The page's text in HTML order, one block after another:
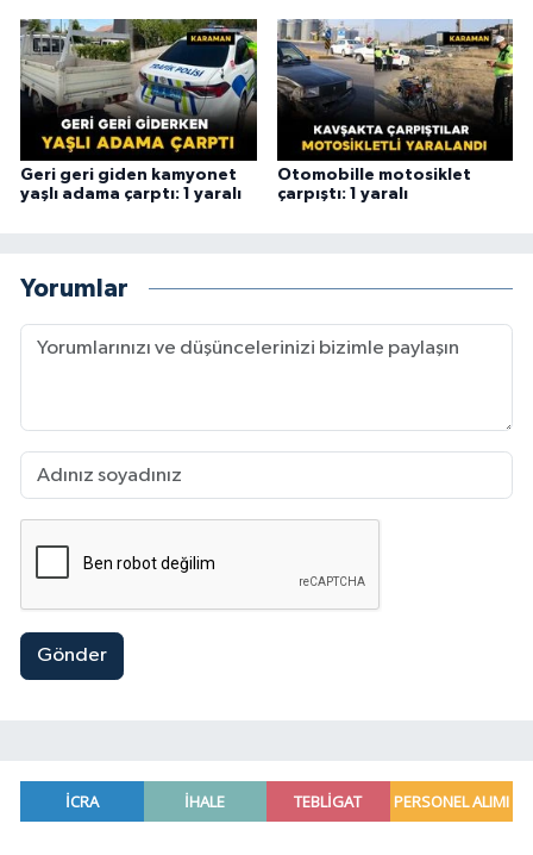
Geri geri giden kamyonet
yaşlı adama çarptı: 1 yaralı
Otomobille motosiklet
çarpıştı: 1 yaralı
Yorumlar
Gönder